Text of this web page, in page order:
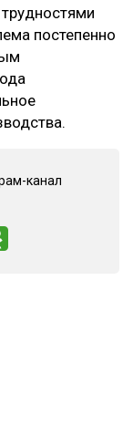
постепенно
канал